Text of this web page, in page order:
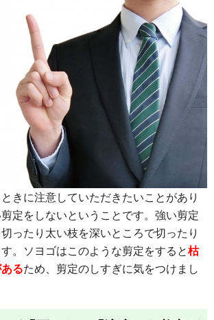
きに注意していただきたいことがあり
定をしないということです。強い剪定
ったり太い枝を深いところで切ったり
。ソヨゴはこのような剪定をすると枯
るため、剪定のしすぎに気をつけまし